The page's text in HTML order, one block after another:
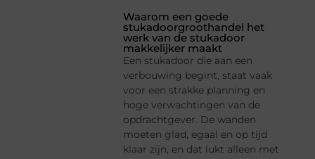
Waarom een goede
stukadoorgroothandel het
werk van de stukadoor
makkelijker maakt
Een stukadoor die aan een
verbouwing begint, staat vaak
voor een strakke planning en
hoge verwachtingen van de
opdrachtgever. De wanden
moeten glad, egaal en op tijd
klaar zijn, en dat lukt alleen met